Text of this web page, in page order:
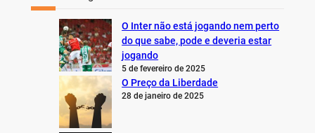
O Inter não está jogando nem perto
do que sabe, pode e deveria estar
jogando
5 de fevereiro de 2025
O Preço da Liberdade
28 de janeiro de 2025